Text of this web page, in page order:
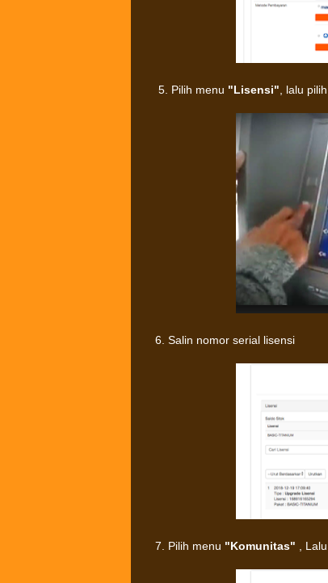
5. Pilih menu "Lisensi" , lalu pilih
6. Salin nomor serial lisensi
7. Pilih menu "Komunitas" ,